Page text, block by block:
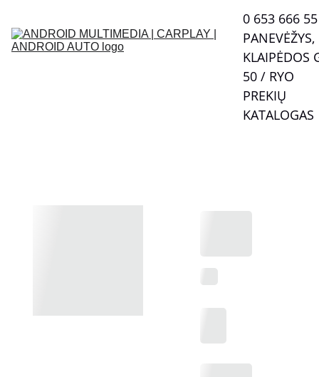
0 653 666 55
PANEVĖŽYS,
KLAIPĖDOS
50 / RYO
PREKIŲ
KATALOGAS